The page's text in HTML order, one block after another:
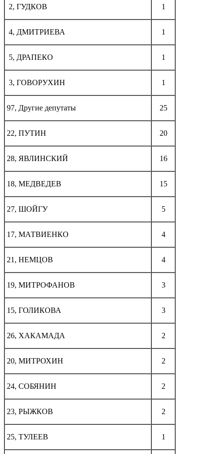
2, ГУДКОВ 1
4, ДМИТРИЕВА 1
5, ДРАПЕКО 1
3, ГОВОРУХИН 1
97, Другие депутаты 25
22, ПУТИН 20
28, ЯВЛИНСКИЙ 16
18, МЕДВЕДЕВ 15
27, ШОЙГУ 5
17, МАТВИЕНКО 4
21, НЕМЦОВ 4
19, МИТРОФАНОВ 3
15, ГОЛИКОВА 3
26, ХАКАМАДА 2
20, МИТРОХИН 2
24, СОБЯНИН 2
23, РЫЖКОВ 2
25, ТУЛЕЕВ 1